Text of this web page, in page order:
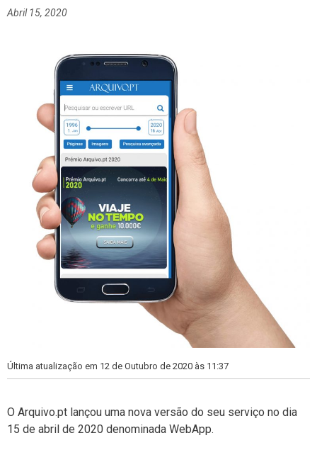
Abril 15, 2020
Última atualização em 12 de Outubro de 2020 às 11:37
O Arquivo.pt lançou uma nova versão do seu serviço no dia
15 de abril de 2020 denominada WebApp.